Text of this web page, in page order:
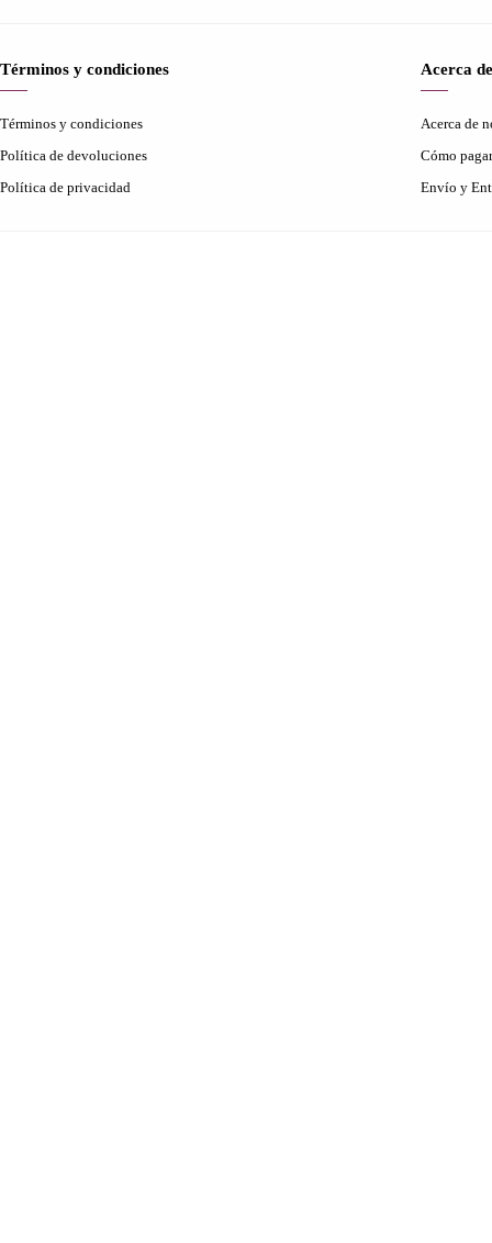
Términos y condiciones
Términos y condiciones
Política de devoluciones
Política de privacidad
Acerca
Acerca de
Cómo pagar
Envío y